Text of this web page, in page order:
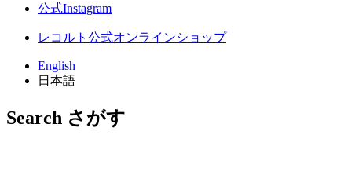
公式Instagram
レコルト公式オンラインショップ
English
日本語
Search さがす